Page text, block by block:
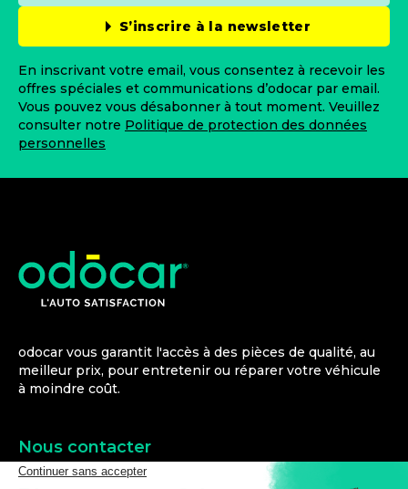
S’inscrire à la newsletter
En inscrivant votre email, vous consentez à recevoir les
offres spéciales et communications d’odocar par email.
Vous pouvez vous désabonner à tout moment. Veuillez
consulter notre Politique de protection des données
personnelles
odocar vous garantit l'accès à des pièces de qualité, au
meilleur prix, pour entretenir ou réparer votre véhicule
à moindre coût.
Nous contacter
Magasin de Saint-Omer